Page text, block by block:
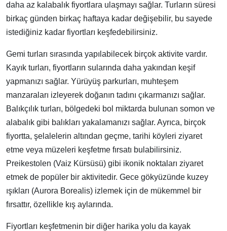
daha az kalabalık fiyortlara ulaşmayı sağlar. Turların süresi
birkaç günden birkaç haftaya kadar değişebilir, bu sayede
istediğiniz kadar fiyortları keşfedebilirsiniz.
Gemi turları sırasında yapılabilecek birçok aktivite vardır.
Kayık turları, fiyortların sularında daha yakından keşif
yapmanızı sağlar. Yürüyüş parkurları, muhteşem
manzaraları izleyerek doğanın tadını çıkarmanızı sağlar.
Balıkçılık turları, bölgedeki bol miktarda bulunan somon ve
alabalık gibi balıkları yakalamanızı sağlar. Ayrıca, birçok
fiyortta, şelalelerin altından geçme, tarihi köyleri ziyaret
etme veya müzeleri keşfetme fırsatı bulabilirsiniz.
Preikestolen (Vaiz Kürsüsü) gibi ikonik noktaları ziyaret
etmek de popüler bir aktivitedir. Gece gökyüzünde kuzey
ışıkları (Aurora Borealis) izlemek için de mükemmel bir
fırsattır, özellikle kış aylarında.
Fiyortları keşfetmenin bir diğer harika yolu da kayak